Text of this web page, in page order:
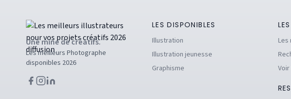
Une mine de créatifs.
Les meilleurs Photographe
disponibles 2026
LES DISPONIBLES
Illustration
Illustration jeunesse
Graphisme